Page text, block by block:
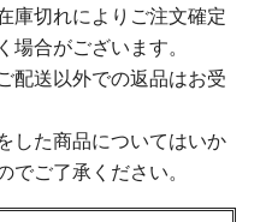
庫切れによりご注文確定
合がございます。
配送以外での返品はお受
した商品についてはいか
でご了承ください。